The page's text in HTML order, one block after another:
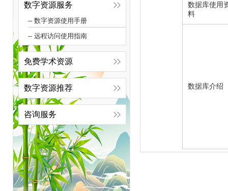
数字资源服务
-- 数字资源使用手册
-- 远程访问使用指南
免费学术资源
数字资源推荐
咨询服务
数据库使用
料
数据库介绍